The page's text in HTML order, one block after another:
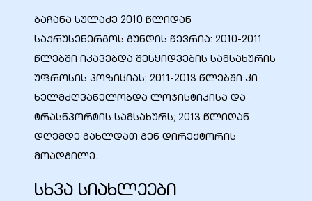
ბაჩანა სულაძე 2010 წლიდან
საქრუსენერგოს გუნდის წევრია: 2010-2011
წლებში იკავებდა შესყიდვების სამსახურის
უფროსის პოზიციას; 2011-2013 წლებში კი
ხელმძღვანელობდა ლოჯისტიკისა და
ტრასნპორტის სამსახურს; 2013 წლიდან
დღემდე გახლდათ გენ დირექტორის
მოადგილე.
სხვა სიახლეები